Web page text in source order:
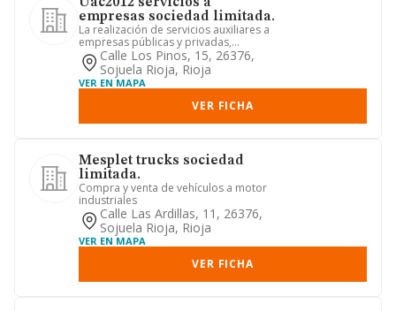
empresas sociedad limitada.
La realización de servicios auxiliares a
empresas públicas y privadas,
edificios, urbanizaciones, p...
Calle Los Pinos, 15, 26376,
Sojuela Rioja, Rioja
VER EN MAPA
VER FICHA
Mesplet trucks sociedad
limitada.
Compra y venta de vehículos a motor
industriales
Calle Las Ardillas, 11, 26376,
Sojuela Rioja, Rioja
VER EN MAPA
VER FICHA